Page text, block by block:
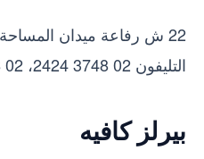
22 ش رفاعة ميدان المساحة، الدقى، الجيزة
التليفون 02 3748 2424، 02 3748 2828
بيرلز كافيه